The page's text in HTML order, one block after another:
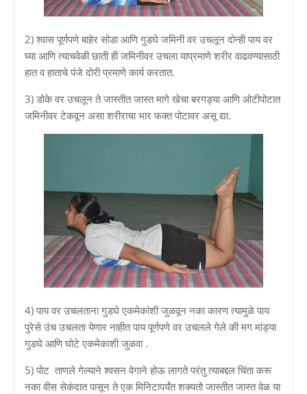
2) श्वास पूर्णपणे बाहेर सोडा आणि गुडघे जमिनी वर उचलून दोन्ही पाय वर
घ्या आणि त्याचवेळी छाती ही जमिनीवर उचला याप्रमाणे शरीर वाढवण्यासाठी
हात व हाताचे पंजे दोरी प्रमाणे कार्य करतात.
3) डोके वर उचलून ते जास्तीत जास्त मागे खेचा बरगड्या आणि ओटीपोटात
जमिनीवर टेकवून असा शरीराचा भार फक्त पोटावर असू द्या.
4) पाय वर उचलताना गुडघे एकमेकांशी जुळवून नका कारण त्यामुळे पाय
पुरेसे उंच उचलता येणार नाहीत पाय पूर्णपणे वर उचलले गेले की मग मांड्या
गुडघे आणि घोटे एकमेकाशी जुळवा .
5) पोट ताणले गेल्याने श्‍वसन वेगाने होऊ लागते परंतु त्याबद्दल चिंता करू
नका वीस सेकंदात पासून ते एक मिनिटापर्यंत शक्यतो जास्तीत जास्त वेळ या